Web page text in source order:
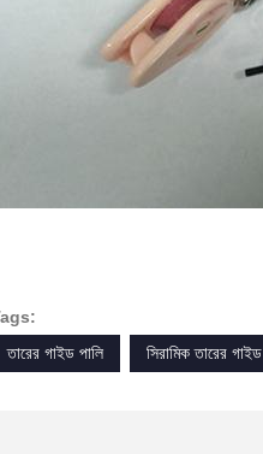
তারের গাইড পালি
সিরামিক তারের গাইড